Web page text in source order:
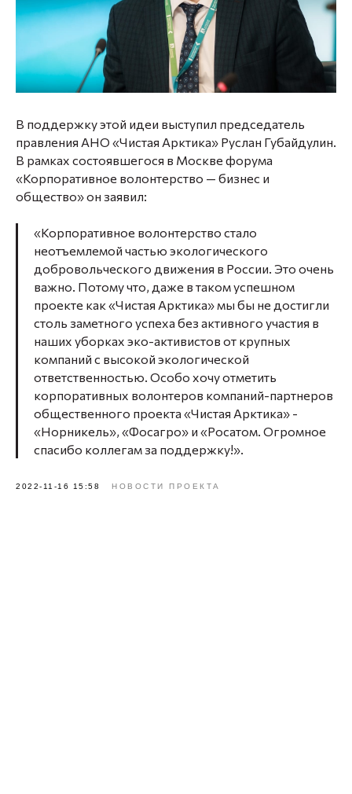
В поддержку этой идеи выступил председатель
правления АНО «Чистая Арктика» Руслан Губайдулин.
В рамках состоявшегося в Москве форума
«Корпоративное волонтерство — бизнес и
общество» он заявил:
«Корпоративное волонтерство стало
неотъемлемой частью экологического
добровольческого движения в России. Это очень
важно. Потому что, даже в таком успешном
проекте как «Чистая Арктика» мы бы не достигли
столь заметного успеха без активного участия в
наших уборках эко-активистов от крупных
компаний с высокой экологической
ответственностью. Особо хочу отметить
корпоративных волонтеров компаний-партнеров
общественного проекта «Чистая Арктика» -
«Норникель», «Фосагро» и «Росатом. Огромное
спасибо коллегам за поддержку!».
2022-11-16 15:58 НОВОСТИ ПРОЕКТА